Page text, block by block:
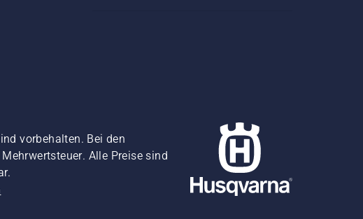
vorbehalten. Bei den
Alle Preise sind